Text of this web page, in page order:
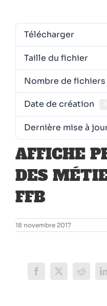
Télécharger
Taille du fichier
Nombre de fichiers
Date de création
Dernière mise à
AFFICHE
DES
FFB
18 novembre 2017
Facebook
X Reddit